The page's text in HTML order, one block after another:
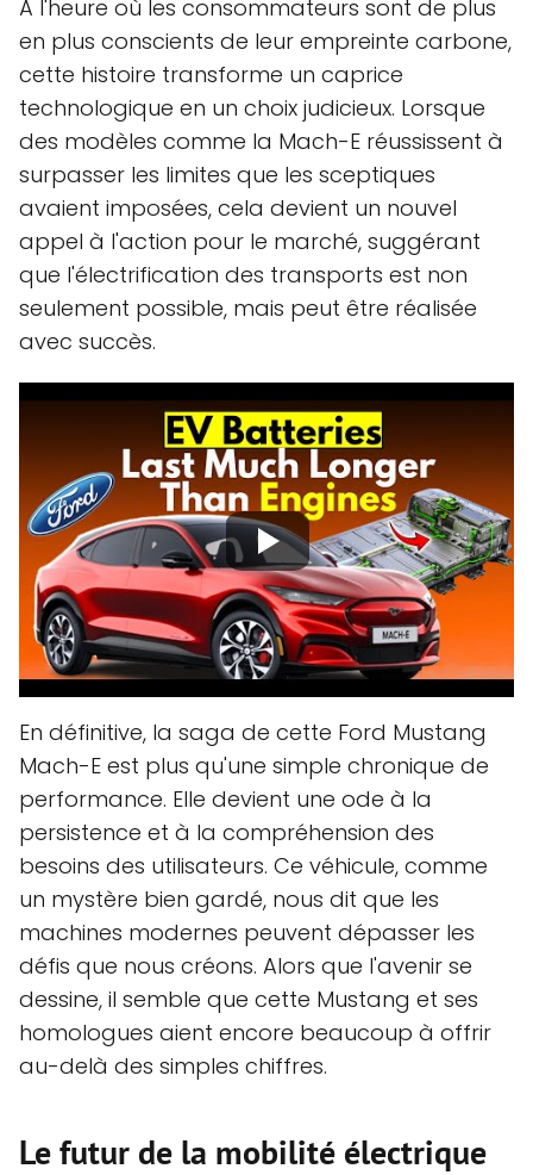
À l'heure où les consommateurs sont de plus
en plus conscients de leur empreinte carbone,
cette histoire transforme un caprice
technologique en un choix judicieux. Lorsque
des modèles comme la Mach-E réussissent à
surpasser les limites que les sceptiques
avaient imposées, cela devient un nouvel
appel à l'action pour le marché, suggérant
que l'électrification des transports est non
seulement possible, mais peut être réalisée
avec succès.
En définitive, la saga de cette Ford Mustang
Mach-E est plus qu'une simple chronique de
performance. Elle devient une ode à la
persistence et à la compréhension des
besoins des utilisateurs. Ce véhicule, comme
un mystère bien gardé, nous dit que les
machines modernes peuvent dépasser les
défis que nous créons. Alors que l'avenir se
dessine, il semble que cette Mustang et ses
homologues aient encore beaucoup à offrir
au-delà des simples chiffres.
Le futur de la mobilité électrique